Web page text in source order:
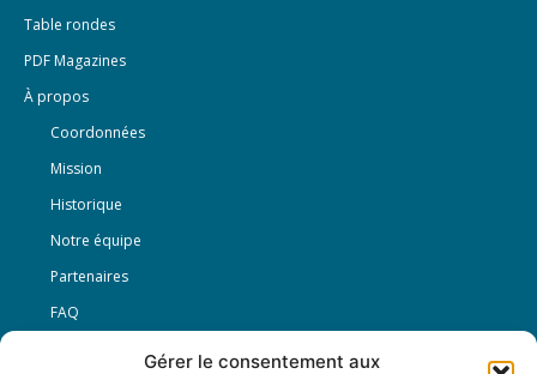
Gérer le consentement aux
Table rondes
PDF Magazines
À propos
Coordonnées
Mission
Historique
Notre équipe
Partenaires
FAQ